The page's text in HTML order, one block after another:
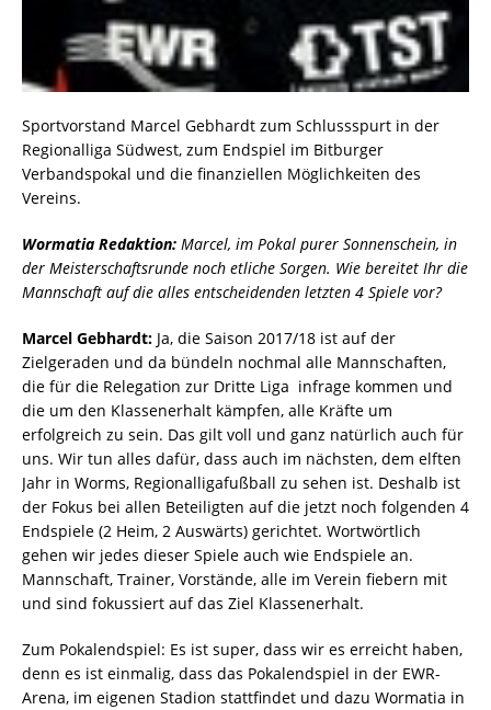
Sportvorstand Marcel Gebhardt zum Schlussspurt in der
Regionalliga Südwest, zum Endspiel im Bitburger
Verbandspokal und die finanziellen Möglichkeiten des
Vereins.
Wormatia Redaktion: Marcel, im Pokal purer Sonnenschein, in
der Meisterschaftsrunde noch etliche Sorgen. Wie bereitet Ihr die
Mannschaft auf die alles entscheidenden letzten 4 Spiele vor?
Marcel Gebhardt: Ja, die Saison 2017/18 ist auf der
Zielgeraden und da bündeln nochmal alle Mannschaften,
die für die Relegation zur Dritte Liga infrage kommen und
die um den Klassenerhalt kämpfen, alle Kräfte um
erfolgreich zu sein. Das gilt voll und ganz natürlich auch für
uns. Wir tun alles dafür, dass auch im nächsten, dem elften
Jahr in Worms, Regionalligafußball zu sehen ist. Deshalb ist
der Fokus bei allen Beteiligten auf die jetzt noch folgenden 4
Endspiele (2 Heim, 2 Auswärts) gerichtet. Wortwörtlich
gehen wir jedes dieser Spiele auch wie Endspiele an.
Mannschaft, Trainer, Vorstände, alle im Verein fiebern mit
und sind fokussiert auf das Ziel Klassenerhalt.
Zum Pokalendspiel: Es ist super, dass wir es erreicht haben,
denn es ist einmalig, dass das Pokalendspiel in der EWR-
Arena, im eigenen Stadion stattfindet und dazu Wormatia in